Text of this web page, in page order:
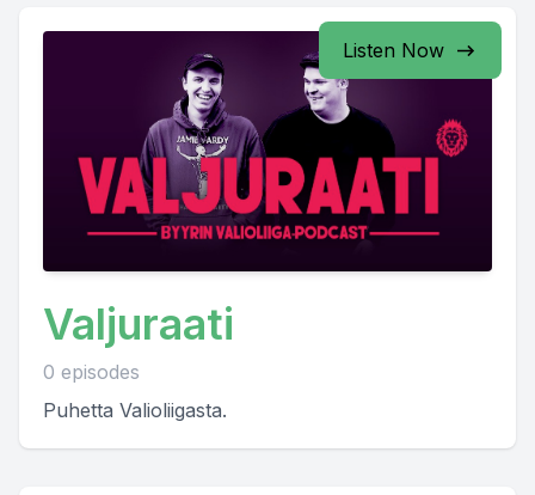
Listen Now
Valjuraati
0 episodes
Puhetta Valioliigasta.